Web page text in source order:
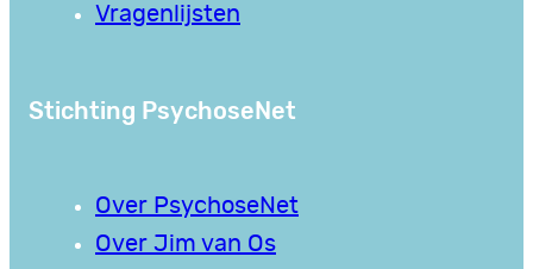
Vragenlijsten
Stichting PsychoseNet
Over PsychoseNet
Over Jim van Os